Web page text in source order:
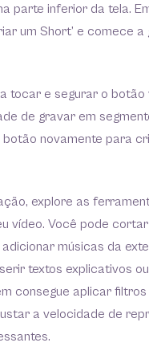
parte inferior da tela.
um Short’ e comece
tocar e segurar o botão
de gravar em
novamente para
explore as
vídeo. Você pode
adicionar músicas da
textos explicativos
consegue aplicar
a velocidade de